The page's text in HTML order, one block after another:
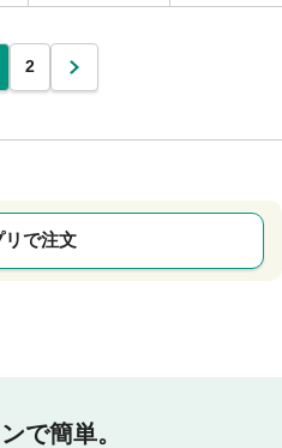
2
リで注文
で簡単。